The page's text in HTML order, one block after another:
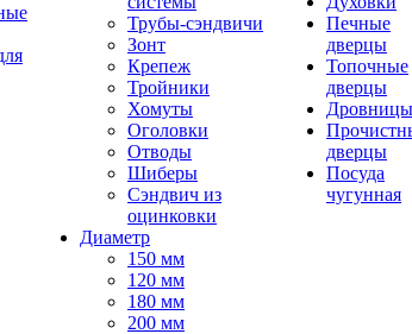
Трубы-сэндвичи
Зонт
Крепеж
Тройники
Хомуты
Оголовки
Отводы
Шиберы
Сэндвич из
оцинковки
Диаметр
150 мм
120 мм
180 мм
200 мм
Печные
дверцы
Топочные
дверцы
Дровницы
дверцы
Посуда
чугунная